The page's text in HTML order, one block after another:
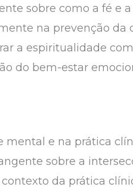
sobre como a fé e
na prevenção da
a espiritualidade
do bem-estar
e na prática
sobre a
da prática